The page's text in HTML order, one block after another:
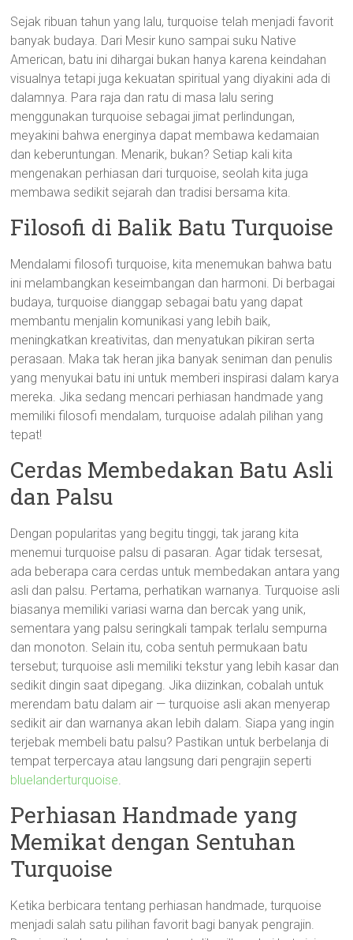
Sejak ribuan tahun yang lalu, turquoise telah menjadi favorit
banyak budaya. Dari Mesir kuno sampai suku Native
American, batu ini dihargai bukan hanya karena keindahan
visualnya tetapi juga kekuatan spiritual yang diyakini ada di
dalamnya. Para raja dan ratu di masa lalu sering
menggunakan turquoise sebagai jimat perlindungan,
meyakini bahwa energinya dapat membawa kedamaian
dan keberuntungan. Menarik, bukan? Setiap kali kita
mengenakan perhiasan dari turquoise, seolah kita juga
membawa sedikit sejarah dan tradisi bersama kita.
Filosofi di Balik Batu Turquoise
Mendalami filosofi turquoise, kita menemukan bahwa batu
ini melambangkan keseimbangan dan harmoni. Di berbagai
budaya, turquoise dianggap sebagai batu yang dapat
membantu menjalin komunikasi yang lebih baik,
meningkatkan kreativitas, dan menyatukan pikiran serta
perasaan. Maka tak heran jika banyak seniman dan penulis
yang menyukai batu ini untuk memberi inspirasi dalam karya
mereka. Jika sedang mencari perhiasan handmade yang
memiliki filosofi mendalam, turquoise adalah pilihan yang
tepat!
Cerdas Membedakan Batu Asli
dan Palsu
Dengan popularitas yang begitu tinggi, tak jarang kita
menemui turquoise palsu di pasaran. Agar tidak tersesat,
ada beberapa cara cerdas untuk membedakan antara yang
asli dan palsu. Pertama, perhatikan warnanya. Turquoise asli
biasanya memiliki variasi warna dan bercak yang unik,
sementara yang palsu seringkali tampak terlalu sempurna
dan monoton. Selain itu, coba sentuh permukaan batu
tersebut; turquoise asli memiliki tekstur yang lebih kasar dan
sedikit dingin saat dipegang. Jika diizinkan, cobalah untuk
merendam batu dalam air — turquoise asli akan menyerap
sedikit air dan warnanya akan lebih dalam. Siapa yang ingin
terjebak membeli batu palsu? Pastikan untuk berbelanja di
tempat terpercaya atau langsung dari pengrajin seperti
bluelanderturquoise.
Perhiasan Handmade yang
Memikat dengan Sentuhan
Turquoise
Ketika berbicara tentang perhiasan handmade, turquoise
menjadi salah satu pilihan favorit bagi banyak pengrajin.